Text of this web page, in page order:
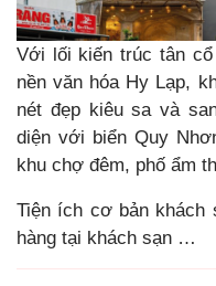
Với lối kiến trúc tân cổ
nền văn hóa Hy Lạp,
nét đẹp kiêu sa và
diện với biển Quy
khu chợ đêm, phố ẩm
Tiện ích cơ bản khách
hàng tại khách sạn …